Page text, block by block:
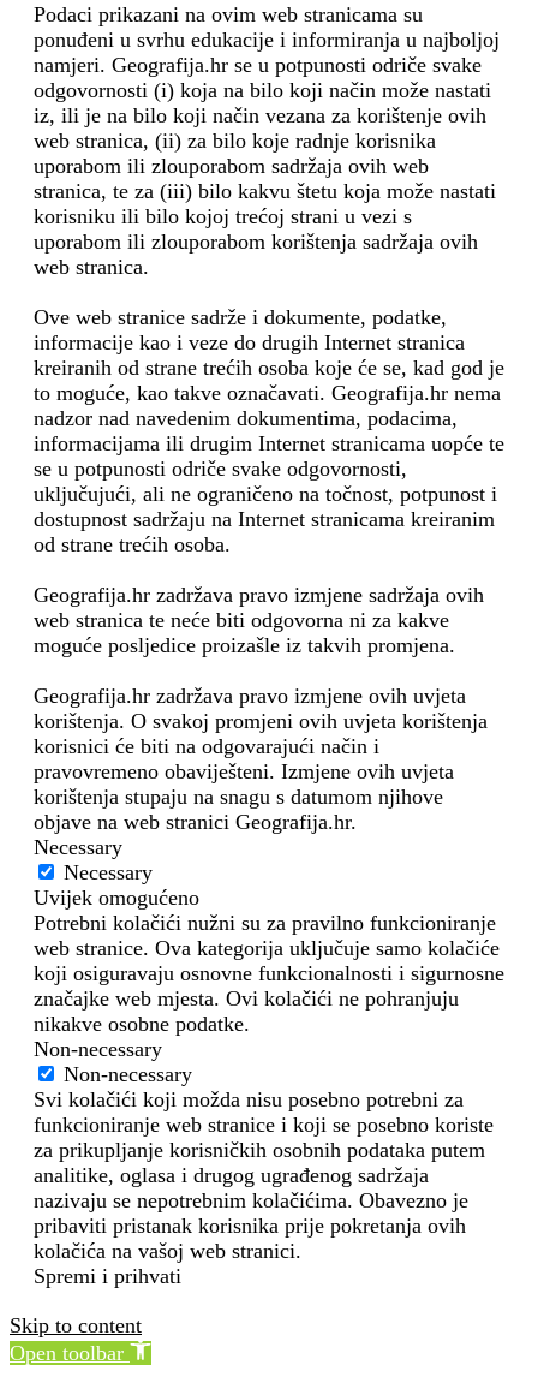
Podaci prikazani na ovim web stranicama su
ponuđeni u svrhu edukacije i informiranja u najboljoj
namjeri. Geografija.hr se u potpunosti odriče svake
odgovornosti (i) koja na bilo koji način može nastati
iz, ili je na bilo koji način vezana za korištenje ovih
web stranica, (ii) za bilo koje radnje korisnika
uporabom ili zlouporabom sadržaja ovih web
stranica, te za (iii) bilo kakvu štetu koja može nastati
korisniku ili bilo kojoj trećoj strani u vezi s
uporabom ili zlouporabom korištenja sadržaja ovih
web stranica.
Ove web stranice sadrže i dokumente, podatke,
informacije kao i veze do drugih Internet stranica
kreiranih od strane trećih osoba koje će se, kad god je
to moguće, kao takve označavati. Geografija.hr nema
nadzor nad navedenim dokumentima, podacima,
informacijama ili drugim Internet stranicama uopće te
se u potpunosti odriče svake odgovornosti,
uključujući, ali ne ograničeno na točnost, potpunost i
dostupnost sadržaju na Internet stranicama kreiranim
od strane trećih osoba.
Geografija.hr zadržava pravo izmjene sadržaja ovih
web stranica te neće biti odgovorna ni za kakve
moguće posljedice proizašle iz takvih promjena.
Geografija.hr zadržava pravo izmjene ovih uvjeta
korištenja. O svakoj promjeni ovih uvjeta korištenja
korisnici će biti na odgovarajući način i
pravovremeno obaviješteni. Izmjene ovih uvjeta
korištenja stupaju na snagu s datumom njihove
objave na web stranici Geografija.hr.
Necessary
Necessary
Uvijek omogućeno
Potrebni kolačići nužni su za pravilno funkcioniranje
web stranice. Ova kategorija uključuje samo kolačiće
koji osiguravaju osnovne funkcionalnosti i sigurnosne
značajke web mjesta. Ovi kolačići ne pohranjuju
nikakve osobne podatke.
Non-necessary
Non-necessary
Svi kolačići koji možda nisu posebno potrebni za
funkcioniranje web stranice i koji se posebno koriste
za prikupljanje korisničkih osobnih podataka putem
analitike, oglasa i drugog ugrađenog sadržaja
nazivaju se nepotrebnim kolačićima. Obavezno je
pribaviti pristanak korisnika prije pokretanja ovih
kolačića na vašoj web stranici.
Spremi i prihvati
Skip to content
Open toolbar